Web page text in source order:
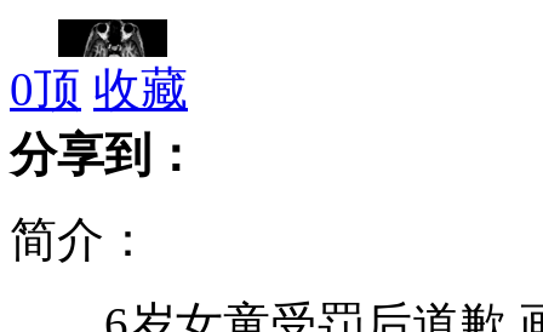
科学家揭示人类与猴子大脑异同
光明日报：有屋顶的地方就不能吸烟
0顶 收藏
分享到：
简介：